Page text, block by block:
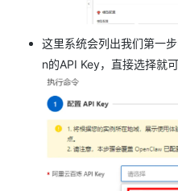
这里系统会列出我们第一
n的API Key，直接选择就可